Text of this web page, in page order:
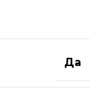
Да